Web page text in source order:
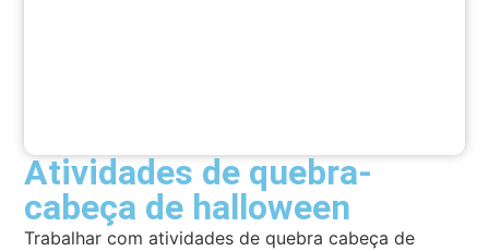
Atividades de quebra-
cabeça de halloween
Trabalhar com atividades de quebra cabeça de